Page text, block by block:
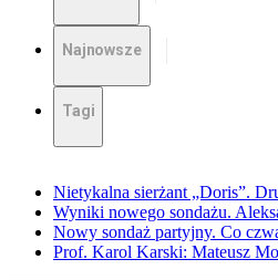
Najnowsze
Tagi
Nietykalna sierżant „Doris”.
Wyniki nowego sondażu.
Nowy sondaż partyjny. Co
Prof. Karol Karski: Mateusz